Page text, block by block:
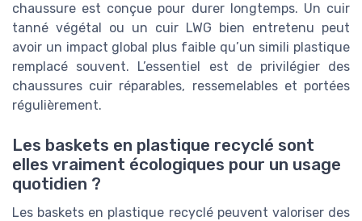
chaussure est conçue pour durer longtemps. Un cuir
tanné végétal ou un cuir LWG bien entretenu peut
avoir un impact global plus faible qu’un simili plastique
remplacé souvent. L’essentiel est de privilégier des
chaussures cuir réparables, ressemelables et portées
régulièrement.
Les baskets en plastique recyclé sont
elles vraiment écologiques pour un usage
quotidien ?
Les baskets en plastique recyclé peuvent valoriser des